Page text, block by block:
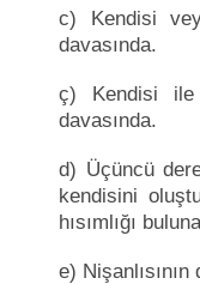
c) Kendisi
davasında.
ç) Kendisi ile
davasında.
d) Üçüncü
kendisini
hısımlığı
e) Nişanlısının